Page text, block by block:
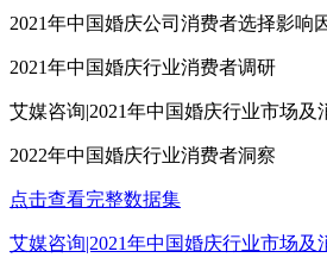
2021年中国婚庆公司消费者选择影响
2021年中国婚庆行业消费者调研
艾媒咨询|2021年中国婚庆行业市场及
2022年中国婚庆行业消费者洞察
点击查看完整数据集
艾媒咨询|2021年中国婚庆行业市场及